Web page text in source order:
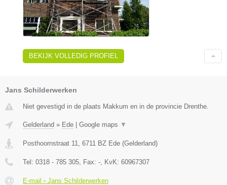
BEKIJK VOLLEDIG PROFIEL
Jans Schilderwerken
Niet gevestigd in de plaats Makkum en in de provincie Drenthe.
Gelderland » Ede Google maps ▼
Posthoornstraat 11 6711 BZ Ede (Gelderland)
Tel: 0318 - 785 305 , Fax: - , KvK: 60967307
E-mail › Jans Schilderwerken